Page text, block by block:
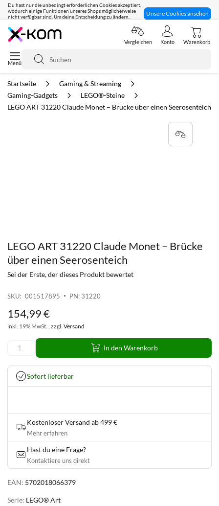
Du hast nur die unbedingt erforderlichen Cookies akzeptiert,
wodurch einige Funktionen unseres Shops möglicherweise
nicht verfügbar sind. Um deine Entscheidung zu ändern,
Unsere Cookies ansehen
Seit 8 Jahren für dich da!
Suche
Vergleichen Konto Warenkorb
Startseite
Gaming & Streaming
Gaming-Gadgets
LEGO®-Steine
LEGO ART 31220 Claude Monet – Brücke über einen Seerosenteich
LEGO ART 31220 Claude Monet – Brücke
über einen Seerosenteich
SKU 001517895 PN: 31220
Sei der Erste, der dieses Produkt bewertet
EAN: 5702018066379
Serie: LEGO® Art
154,99€
inkl. 19% MwSt. , zzgl. Versand
In den Warenkorb
Sofort lieferbar
Kostenloser Versand ab 499 €
Mehr erfahren
Hast du eine Frage?
Kontaktiere uns direkt
Zum
Anfang
Bildgalerie